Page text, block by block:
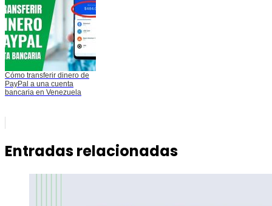
Cómo transferir dinero de
PayPal a una cuenta
bancaria en Venezuela
Entradas relacionadas